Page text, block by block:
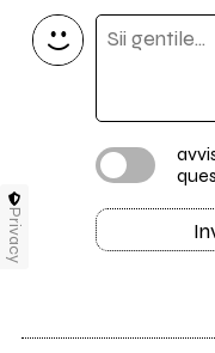
Privacy